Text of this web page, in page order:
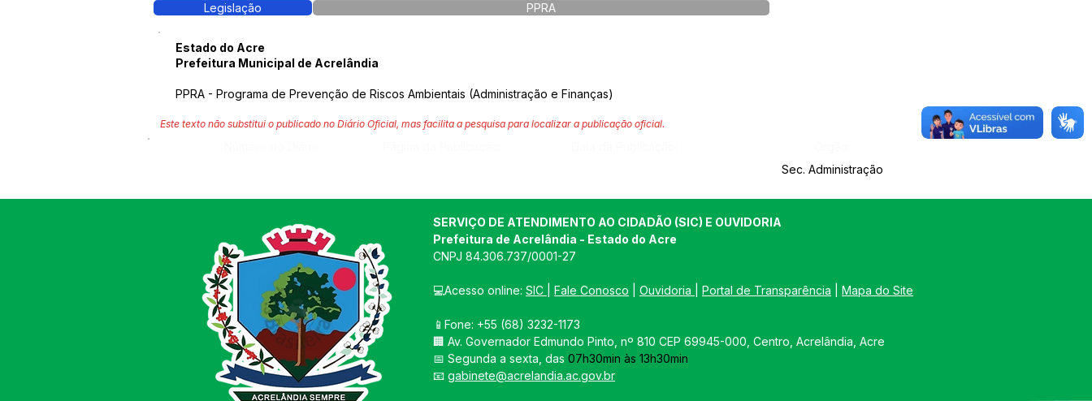
Legislação PPRA
Estado do Acre
Prefeitura Municipal de Acrelândia
PPRA - Programa de Prevenção de Riscos Ambientais (Administração e Finanças)
Este texto não substitui o publicado no Diário Oficial, mas facilita a pesquisa para localizar a publicação oficial.
Sec. Administração
SERVIÇO DE ATENDIMENTO AO CIDADÃO (SIC) E OUVIDORIA
Prefeitura de Acrelândia - Estado do Acre
CNPJ 84.306.737/0001-27
💻Acesso online: SIC Fale Conosco Ouvidoria Portal de Transparência Mapa do Site
📱Fone: +55 (68) 3232-1173
🏢 Av. Governador Edmundo Pinto, nº 810 CEP 69945-000, Centro, Acrelândia, Acre
📅 Segunda a sexta, das 07h30min às 13h30min
📧 gabinete@acrelandia.ac.gov.br